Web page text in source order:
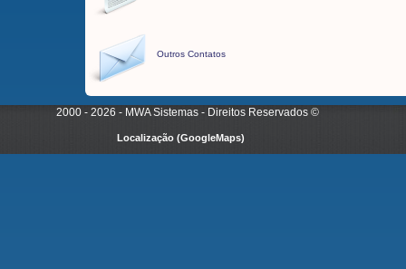
Outros Contatos
2000 - 2026 - MWA Sistemas - Direitos Reservados©
Localização (GoogleMaps)